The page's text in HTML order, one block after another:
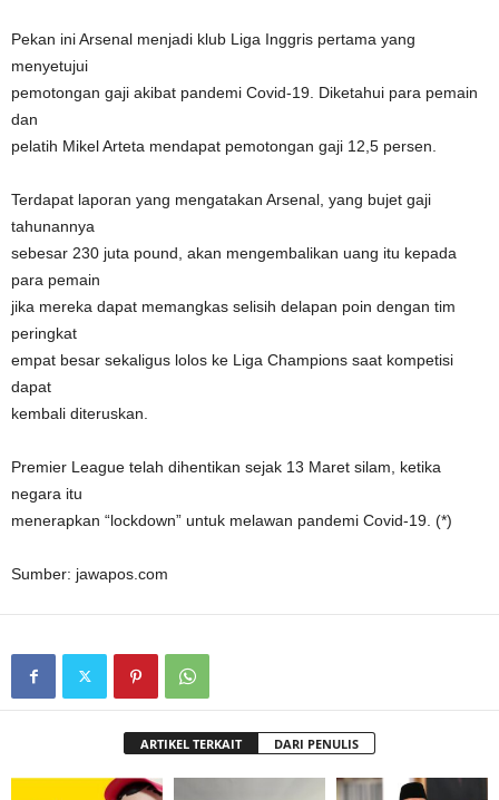
Pekan ini Arsenal menjadi klub Liga Inggris pertama yang
menyetujui
pemotongan gaji akibat pandemi Covid-19. Diketahui para pemain
dan
pelatih Mikel Arteta mendapat pemotongan gaji 12,5 persen.
Terdapat laporan yang mengatakan Arsenal, yang bujet gaji
tahunannya
sebesar 230 juta pound, akan mengembalikan uang itu kepada
para pemain
jika mereka dapat memangkas selisih delapan poin dengan tim
peringkat
empat besar sekaligus lolos ke Liga Champions saat kompetisi
dapat
kembali diteruskan.
Premier League telah dihentikan sejak 13 Maret silam, ketika
negara itu
menerapkan “lockdown” untuk melawan pandemi Covid-19. (*)
Sumber: jawapos.com
ARTIKEL TERKAIT DARI PENULIS